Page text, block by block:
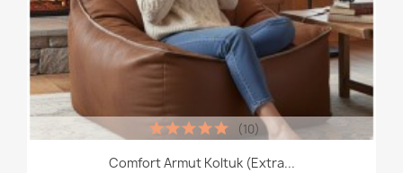
Comfort Armut Koltuk (Extra...
(10)